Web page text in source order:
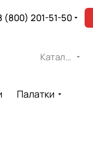
(800) 201-51-50
Каталог
Палатки